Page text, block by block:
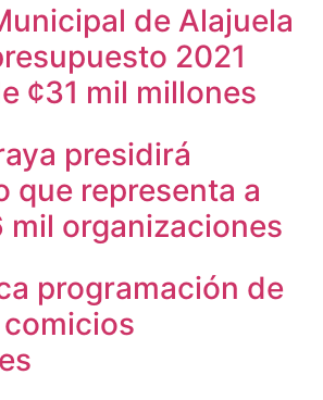
de Alajuela
2021
¢31 mil millones
presidirá
que representa a
mil organizaciones
programación de